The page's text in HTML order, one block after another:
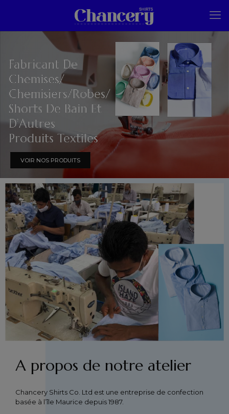
Fabricant De
Chemises/
Chemisiers/Robes/
Shorts De Bain Et
D’Autres
Produits Textiles
VOIR NOS PRODUITS
A propos de notre atelier
Chancery Shirts Co. Ltd est une entreprise de confection
basée à l’île Maurice depuis 1987.